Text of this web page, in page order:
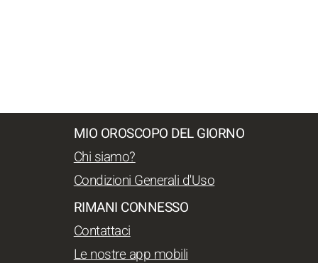
MIO OROSCOPO DEL GIORNO
Chi siamo?
Condizioni Generali d'Uso
RIMANI CONNESSO
Contattaci
Le nostre app mobili